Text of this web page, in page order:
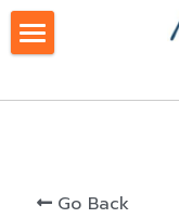
Go Back